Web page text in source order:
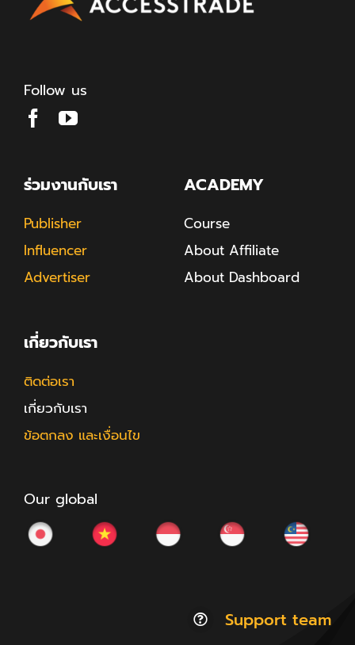
Follow us
ร่วมงานกับเรา
Publisher
Influencer
Advertiser
ACADEMY
Course
About Affiliate
About Dashboard
เกี่ยวกับเรา
ติดต่อเรา
เกี่ยวกับเรา
ข้อตกลง และเงื่อนไข
Our global
Support team